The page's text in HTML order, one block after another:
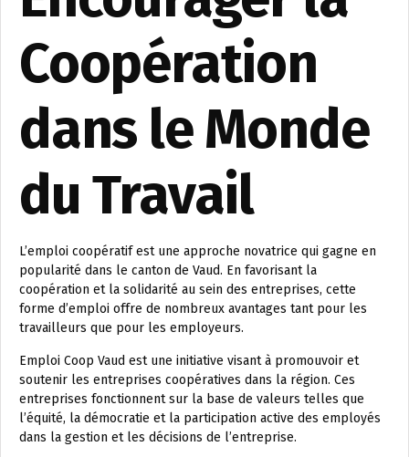
Coopération
dans le Monde
du Travail
L’emploi coopératif est une approche novatrice qui gagne en
popularité dans le canton de Vaud. En favorisant la
coopération et la solidarité au sein des entreprises, cette
forme d’emploi offre de nombreux avantages tant pour les
travailleurs que pour les employeurs.
Emploi Coop Vaud est une initiative visant à promouvoir et
soutenir les entreprises coopératives dans la région. Ces
entreprises fonctionnent sur la base de valeurs telles que
l’équité, la démocratie et la participation active des employés
dans la gestion et les décisions de l’entreprise.